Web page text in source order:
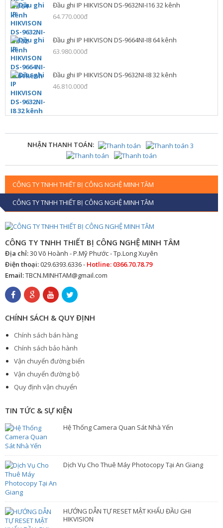
Đầu ghi IP HIKVISON DS-9632NI-I16 32 kênh
64.770.000đ
Đầu ghi IP HIKVISON DS-9664NI-I8 64 kênh
63.980.000đ
Đầu ghi IP HIKVISON DS-9632NI-I8 32 kênh
46.810.000đ
NHẬN THANH TOÁN:
CÔNG TY TNHH THIẾT BỊ CÔNG NGHỆ MINH TÂM
CÔNG TY TNHH THIẾT BỊ CÔNG NGHỆ MINH TÂM
CÔNG TY TNHH THIẾT BỊ CÔNG NGHỆ MINH TÂM
Địa chỉ:30 Võ Hoành - P.Mỹ Phước - Tp.Long Xuyên
Điện thoại:029.6393.6336 - Hotline: 0366.70.78.79
Email:TBCN.MINHTAM@gmail.com
CHÍNH SÁCH & QUY ĐỊNH
Chính sách bán hàng
Chính sách bảo hành
Vận chuyển đường biển
Vận chuyển đường bộ
Quy định vận chuyển
TIN TỨC & SỰ KIỆN
Hệ Thống Camera Quan Sát Nhà Yến
Dịch Vụ Cho Thuê Máy Photocopy Tại An Giang
HƯỚNG DẪN TỰ RESET MẬT KHẨU ĐẦU GHI
HIKVISION